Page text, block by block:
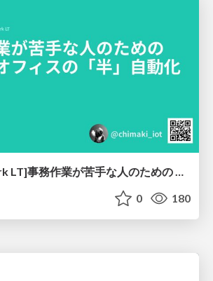
[ChatGPT Work LT]事務作業が苦手な人のための バックオフィスの「半」自動化
0 180